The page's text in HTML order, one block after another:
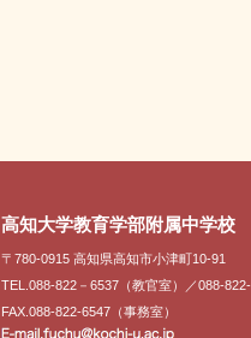
高知大学教育学部附属中学校
〒780-0915 高知県高知市小津町10-91
TEL.088-822－6537（教官室）／088-
FAX.088-822-6547（事務室）